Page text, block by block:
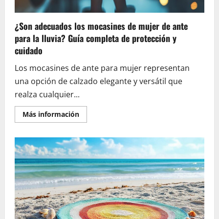
¿Son adecuados los mocasines de mujer de ante
para la lluvia? Guía completa de protección y
cuidado
Los mocasines de ante para mujer representan
una opción de calzado elegante y versátil que
realza cualquier...
Más informaciónEn
savoir
¿Son
adecuados
mocasines
de
mujer
de
ante
para
la
lluvia?
Guía